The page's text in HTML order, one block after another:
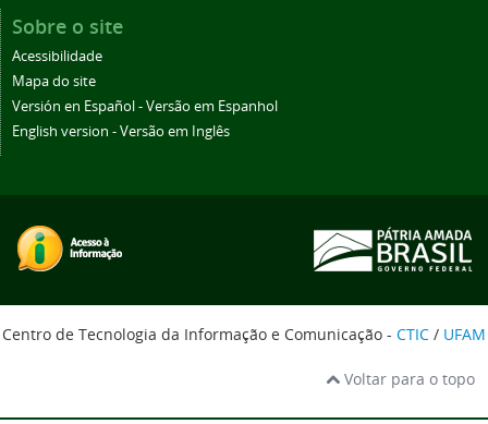
Sobre o site
Acessibilidade
Mapa do site
Versión en Español - Versão em Espanhol
English version - Versão em Inglês
Centro de Tecnologia da Informação e Comunicação - CTIC / UFAM
Voltar para o topo